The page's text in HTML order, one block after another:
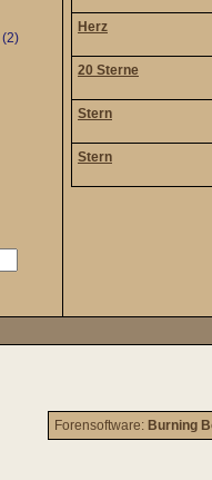
(2)
Herz
20 Sterne
Stern
Stern
Forensoftware: Burning